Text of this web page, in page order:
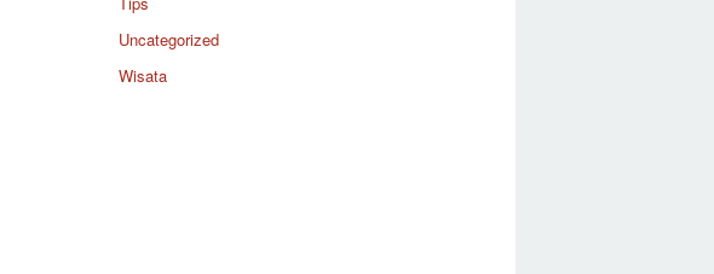
Uncategorized
Wisata